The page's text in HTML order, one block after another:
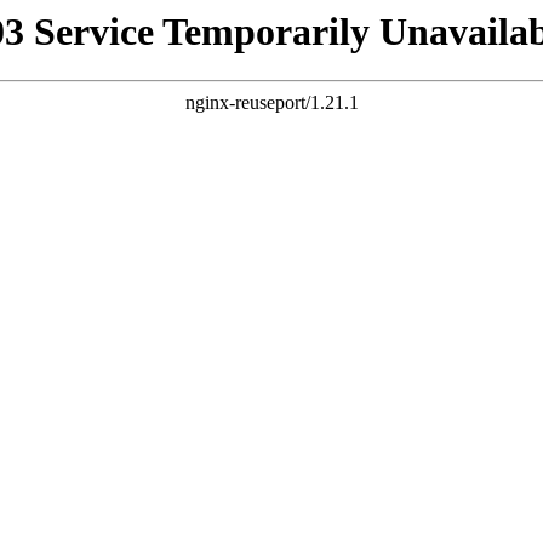
Service Temporarily
nginx-reuseport/1.21.1